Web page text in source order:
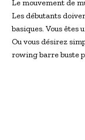
Le mouvement de
Les débutants
basiques. Vous êtes
Ou vous désirez
rowing barre buste